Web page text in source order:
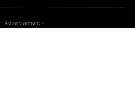
- Advertisement -